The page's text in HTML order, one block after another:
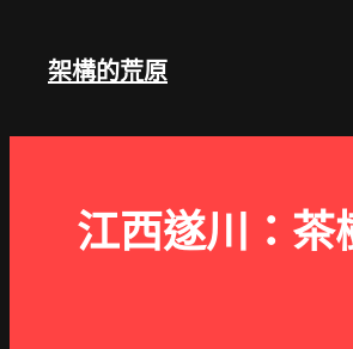
架構的荒原
江西遂川：茶